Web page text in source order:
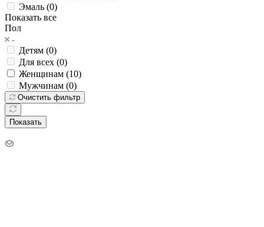
Эмаль (0)
Показать все
Пол
Детям (0)
Для всех (0)
Женщинам (10)
Мужчинам (0)
Очистить фильтр
Показать